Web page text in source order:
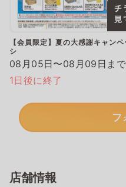
【会員限定】夏の大感謝キャン
シ
08月05日〜08月09日まで
1日後に終了
フ
店舗情報